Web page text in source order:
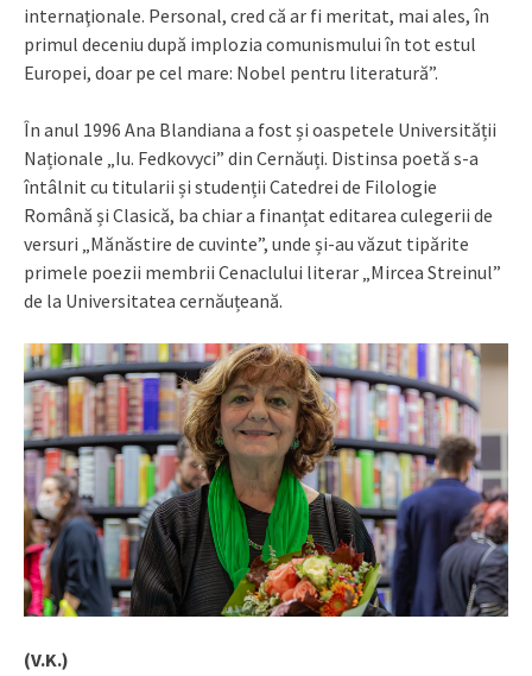
internaţionale. Personal, cred că ar fi meritat, mai ales, în
primul deceniu după implozia comunismului în tot estul
Europei, doar pe cel mare: Nobel pentru literatură”.
În anul 1996 Ana Blandiana a fost și oaspetele Universității
Naționale „Iu. Fedkovyci” din Cernăuți. Distinsa poetă s-a
întâlnit cu titularii și studenții Catedrei de Filologie
Română și Clasică, ba chiar a finanțat editarea culegerii de
versuri „Mănăstire de cuvinte”, unde și-au văzut tipărite
primele poezii membrii Cenaclului literar „Mircea Streinul”
de la Universitatea cernăuțeană.
(V.K.)